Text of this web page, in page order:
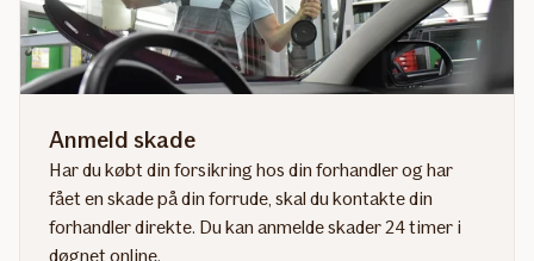
Anmeld skade
Har du købt din forsikring hos din forhandler og har
fået en skade på din forrude, skal du kontakte din
forhandler direkte.​ Du kan anmelde skader 24 timer i
døgnet online.